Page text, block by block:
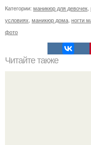
Категории: маникюр для девочек
условиях маникюр дома ногти
фото
Читайте также